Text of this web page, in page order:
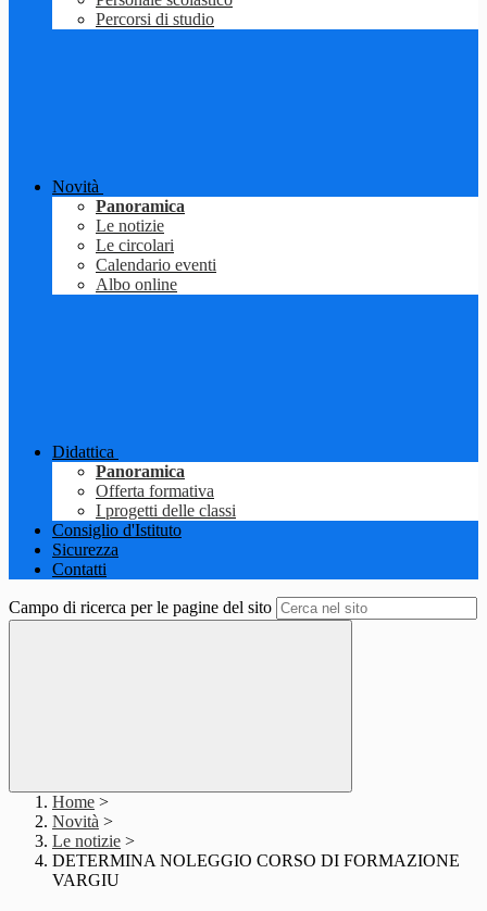
Percorsi di studio
Novità
Panoramica
Le notizie
Le circolari
Calendario eventi
Albo online
Didattica
Panoramica
Offerta formativa
I progetti delle classi
Consiglio d'Istituto
Sicurezza
Contatti
Campo di ricerca per le pagine del sito
Home >
Novità >
Le notizie >
DETERMINA NOLEGGIO CORSO DI FORMAZIONE
VARGIU